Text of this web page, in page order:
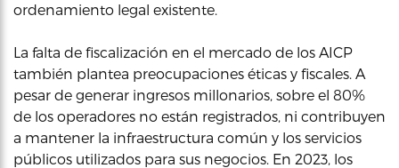
ordenamiento legal existente.
La falta de fiscalización en el mercado de los AICP
también plantea preocupaciones éticas y fiscales. A
pesar de generar ingresos millonarios, sobre el 80%
de los operadores no están registrados, ni contribuyen
a mantener la infraestructura común y los servicios
públicos utilizados para sus negocios. En 2023, los